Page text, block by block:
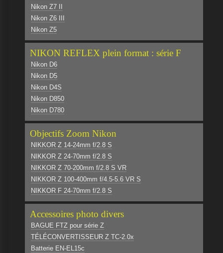
Nikon Z7 II
Nikon Z6 III
Nikon Z5
NIKON REFLEX plein format : série F
Nikon D6
Nikon D5
Nikon D4S
Nikon D850
Nikon D780
Objectifs Zoom Nikon
NIKKOR Z 14-24mm f/2.8 S
NIKKOR Z 24-70mm f/2.8 S
NIKKOR Z 70-200mm f/2.8 S VR
NIKKOR Z 100-400mm f/4.5-5.6 VR S
NIKKOR F 24-70mm f/2.8 S
Accessoires photo divers
BAGUE FTZ pour série Z
TÉLÉCONVERTISSEUR Z TC-2.0x
Batterie EN-EL15c